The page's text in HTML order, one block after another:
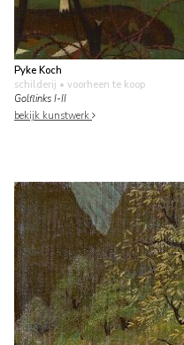
Pyke Koch
schilderij • voorheen te koop
Golflinks I-II
bekijk kunstwerk